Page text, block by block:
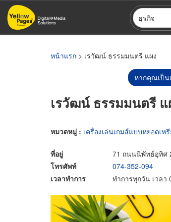
ข้าม
ไป
ธุรกิจ
หน้าแรก > เรวัฒน์ ธรรมมนตรี แผง
หากคุณเป็น
เรวัฒน์ ธรรมมนตรี แ
หมวดหมู่ : เครื่องเล่นเกมส์แบบหยอดเห
ที่อยู่
71 ถนนนิพัทธ์อุทิศ
โทรศัพท์
074-352-094
เวลาทำการ
ทำการทุกวัน เวลา